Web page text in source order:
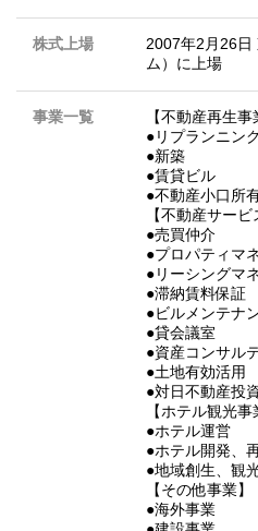
株式上場
2007年2月26日
ム）に上場
事業一覧
【不動産再生事
●リプランニン
●新築
●賃貸ビル
●不動産小口所
【不動産サービ
●売買仲介
●プロパティマ
●リーシングマ
●滞納賃料保証
●ビルメンテナ
●貸会議室
●資産コンサル
●土地有効活用
●対日不動産投
【ホテル観光事
●ホテル運営
●ホテル開発、
●地域創生、観
【その他事業】
●海外事業